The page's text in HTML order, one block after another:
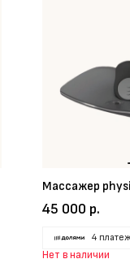
Массажер
45 000 р.
4
Нет в наличии